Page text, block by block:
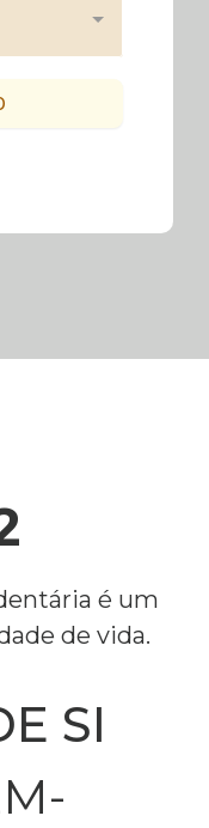
é um
de vida.
SI